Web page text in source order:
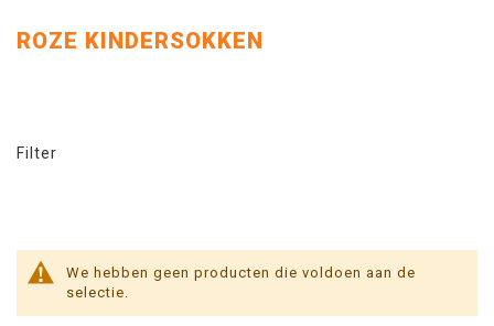
ROZE KINDERSOKKEN
We hebben geen producten die voldoen aan de
selectie.
Filter